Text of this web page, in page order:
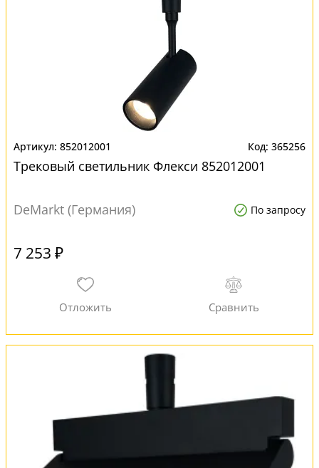
852012001 365256
Трековый светильник Флекси 852012001
DeMarkt (Германия) По запросу
7 253 ₽